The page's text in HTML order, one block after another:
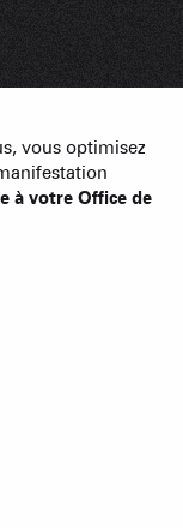
vous optimisez
à votre Office de